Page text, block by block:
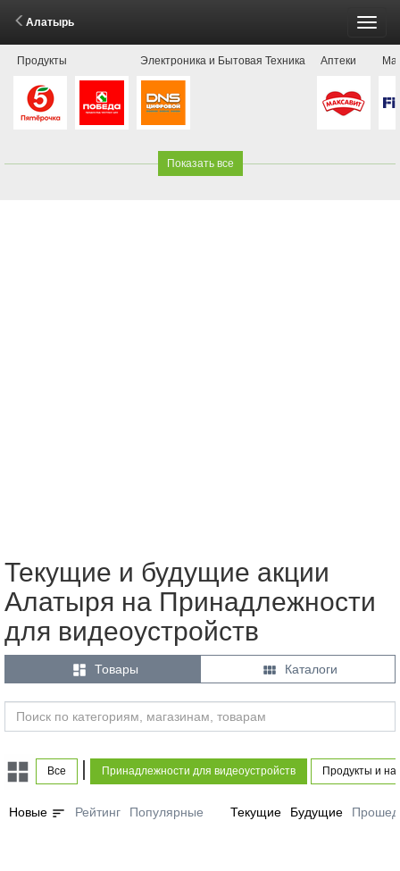
Алатырь
Продукты Электроника и Бытовая Техника Аптеки
Показать все
Текущие и будущие акции
Алатыря на Принадлежности
для видеоустройств
 Товары  Каталоги
Все Принадлежности для видеоустройств Продукты и
Новые sort Рейтинг Популярные Текущие Будущие